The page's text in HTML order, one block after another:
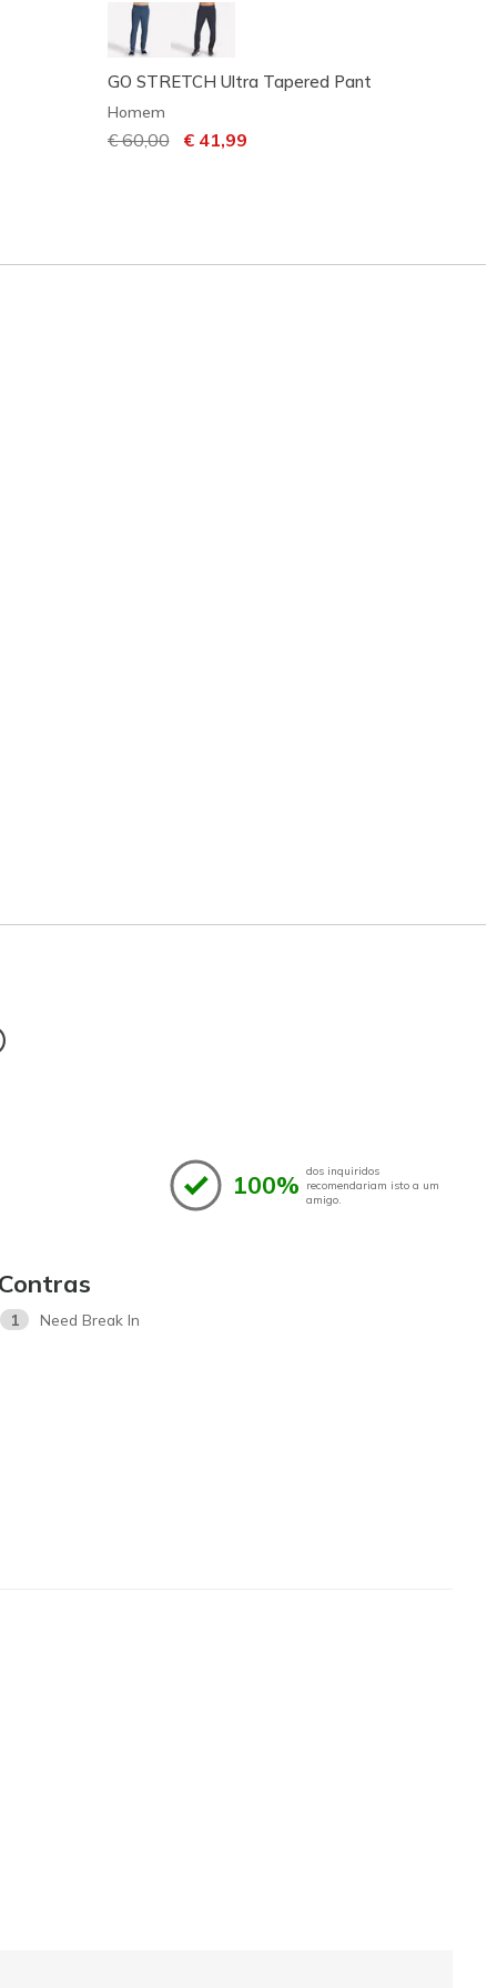
GO STRETCH Ultra Tapered Pant
Homem
Preço com desconto de
€ 60,00para
€ 41,99
100% dos inquiridos
recomendariam isto a um
amigo.
1 Need Break In